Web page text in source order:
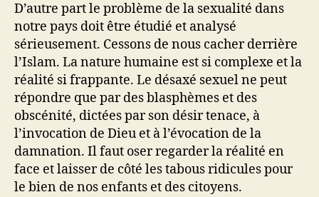
D’autre part le problème de la sexualité dans
notre pays doit être étudié et analysé
sérieusement. Cessons de nous cacher derrière
l’Islam. La nature humaine est si complexe et la
réalité si frappante. Le désaxé sexuel ne peut
répondre que par des blasphèmes et des
obscénité, dictées par son désir tenace, à
l’invocation de Dieu et à l’évocation de la
damnation. Il faut oser regarder la réalité en
face et laisser de côté les tabous ridicules pour
le bien de nos enfants et des citoyens.